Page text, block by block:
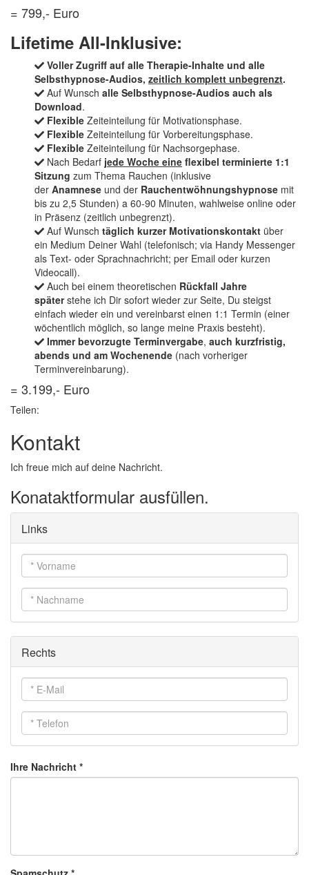
= 799,- Euro
Lifetime All-Inklusive:
Voller Zugriff auf alle Therapie-Inhalte und alle
Selbsthypnose-Audios, zeitlich komplett unbegrenzt.
Auf Wunsch alle Selbsthypnose-Audios auch als
Download.
Flexible Zeiteinteilung für Motivationsphase.
Flexible Zeiteinteilung für Vorbereitungsphase.
Flexible Zeiteinteilung für Nachsorgephase.
Nach Bedarf jede Woche eine flexibel terminierte 1:1
Sitzung zum Thema Rauchen (inklusive
der Anamnese und der Rauchentwöhnungshypnose mit
bis zu 2,5 Stunden) a 60-90 Minuten, wahlweise online oder
in Präsenz (zeitlich unbegrenzt).
Auf Wunsch täglich kurzer Motivationskontakt über
ein Medium Deiner Wahl (telefonisch; via Handy Messenger
als Text- oder Sprachnachricht; per Email oder kurzen
Videocall).
Auch bei einem theoretischen Rückfall Jahre
späterstehe ich Dir sofort wieder zur Seite, Du steigst
einfach wieder ein und vereinbarst einen 1:1 Termin (einer
wöchentlich möglich, so lange meine Praxis besteht).
Immer bevorzugte Terminvergabe, auch kurzfristig,
abends und am Wochenende (nach vorheriger
Terminvereinbarung).
= 3.199,- Euro
Teilen:
Kontakt
Ich freue mich auf deine Nachricht.
Konataktformular ausfüllen.
Links
Vorname
Nachname
Rechts
E-
Mail
*
Telefon
Ihre Nachricht *